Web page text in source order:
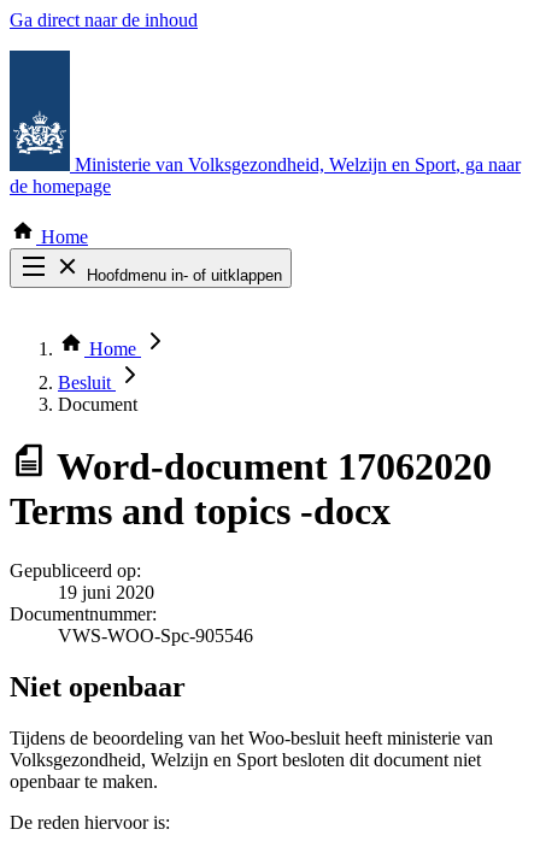
Ga direct naar de inhoud
Ministerie van Volksgezondheid, Welzijn en Sport, ga naar
de homepage
Home
Hoofdmenu in- of uitklappen
Thema COVID-19
Bekijk per bestuursorgaan
Home
Besluit
Document
Word-document 17062020
Terms and topics -docx
Gepubliceerd op:
19 juni 2020
Documentnummer:
VWS-WOO-Spc-905546
Niet openbaar
Tijdens de beoordeling van het Woo-besluit heeft ministerie van
Volksgezondheid, Welzijn en Sport besloten dit document niet
openbaar te maken.
De reden hiervoor is: